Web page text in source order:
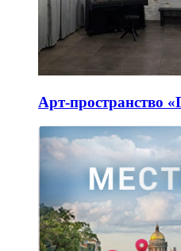
Арт-пространство